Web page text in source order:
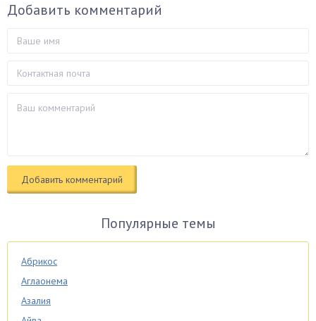
Добавить комментарий
Популярные темы
Абрикос
Аглаонема
Азалия